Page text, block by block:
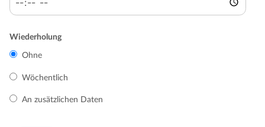
Wiederholung
Ohne
Wöchentlich
An zusätzlichen Daten